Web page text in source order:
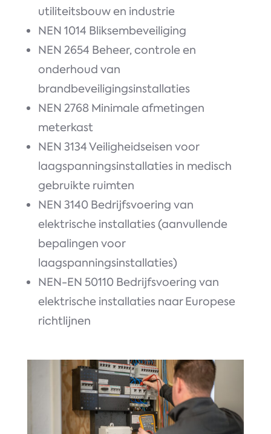
utiliteitsbouw en industrie
NEN 1014 Bliksembeveiliging
NEN 2654 Beheer, controle en
onderhoud van
brandbeveiligingsinstallaties
NEN 2768 Minimale afmetingen
meterkast
NEN 3134 Veiligheidseisen voor
laagspanningsinstallaties in medisch
gebruikte ruimten
NEN 3140 Bedrijfsvoering van
elektrische installaties (aanvullende
bepalingen voor
laagspanningsinstallaties)
NEN-EN 50110 Bedrijfsvoering van
elektrische installaties naar Europese
richtlijnen